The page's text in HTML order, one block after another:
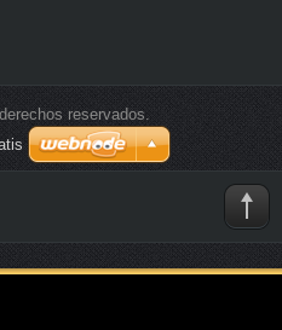
reservados.